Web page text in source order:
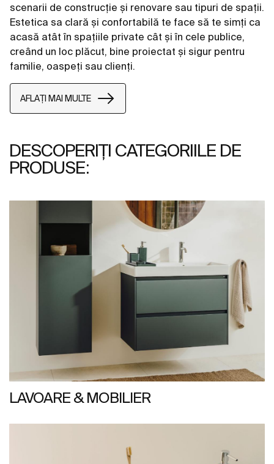
scenarii de construcție și renovare sau tipuri de spații.
Estetica sa clară și confortabilă te face să te simți ca
acasă atât în spațiile private cât și în cele publice,
creând un loc plăcut, bine proiectat și sigur pentru
familie, oaspeți sau clienți.
AFLAȚI MAI MULTE
DESCOPERIȚI CATEGORIILE DE
PRODUSE:
LAVOARE & MOBILIER